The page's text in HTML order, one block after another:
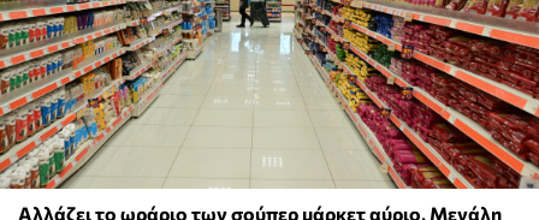
Αλλάζει το ωράριο των σούπερ μάρκετ αύριο, Μεγάλη